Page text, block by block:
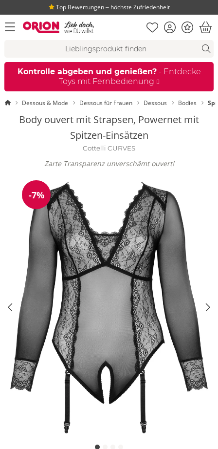
Top Bewertungen ‒ höchste Zufriedenheit
Menü öffnen Merkliste
KontoBonus
Kontrolle abgeben und genießen?- Entdecke
Toys mit Fernbedienung
StartseiteDessous & Mode Dessous für Frauen Dessous Bodies
Body ouvert mit Strapsen, Powernet mit
Spitzen-Einsätzen
Cottelli CURVES
Zarte Transparenz unverschämt ouvert!
Reduzierung
-7%